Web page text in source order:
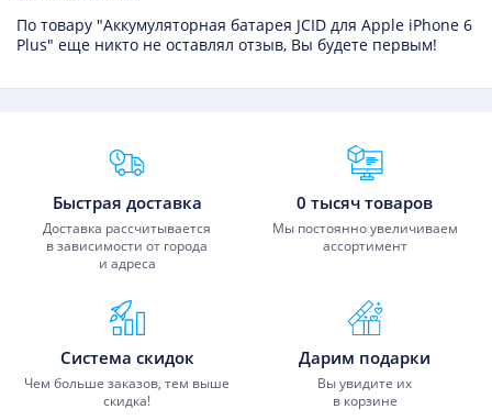
По товару "Аккумуляторная батарея JCID для Apple iPhone 6
Plus" еще никто не оставлял отзыв, Вы будете первым!
Преимущества Fixmobile
Быстрая доставка
Доставка рассчитывается
в зависимости от города
и адреса
0 тысяч товаров
Мы постоянно увеличиваем
ассортимент
Система скидок
Чем больше заказов, тем выше
скидка!
Дарим подарки
Вы увидите их
в корзине